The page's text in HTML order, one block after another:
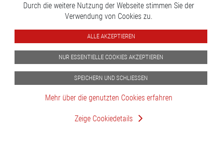
Durch die weitere Nutzung der Webseite stimmen Sie der
Verwendung von Cookies zu.
ALLE AKZEPTIEREN
NUR ESSENTIELLE COOKIES AKZEPTIEREN
SPEICHERN UND SCHLIESSEN
Mehr über die genutzten Cookies erfahren
Zeige Cookiedetails